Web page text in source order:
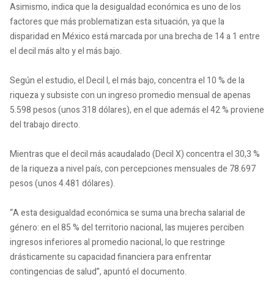
Asimismo, indica que la desigualdad económica es uno de los
factores que más problematizan esta situación, ya que la
disparidad en México está marcada por una brecha de 14 a 1 entre
el decil más alto y el más bajo.
Según el estudio, el Decil I, el más bajo, concentra el 10 % de la
riqueza y subsiste con un ingreso promedio mensual de apenas
5.598 pesos (unos 318 dólares), en el que además el 42 % proviene
del trabajo directo.
Mientras que el decil más acaudalado (Decil X) concentra el 30,3 %
de la riqueza a nivel país, con percepciones mensuales de 78.697
pesos (unos 4.481 dólares).
“A esta desigualdad económica se suma una brecha salarial de
género: en el 85 % del territorio nacional, las mujeres perciben
ingresos inferiores al promedio nacional, lo que restringe
drásticamente su capacidad financiera para enfrentar
contingencias de salud”, apuntó el documento.